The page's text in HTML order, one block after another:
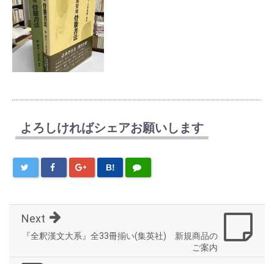
よろしければシェアお願いします
B!
『全釈漢文大系』全33冊揃い(集英社) 新規商品の
ご案内
Next